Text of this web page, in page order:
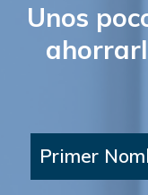
Unos
Primer